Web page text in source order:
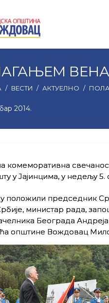
/ ВЕСТИ / АКТУЕЛНО /
2014.
комеморативна
у Јајинцима, у недељу
положили председник
министар рада,
Београда
oпштине Вождовац